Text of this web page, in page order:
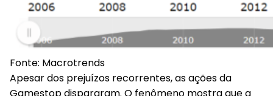
Fonte: Macrotrends
Apesar dos prejuízos recorrentes, as ações da